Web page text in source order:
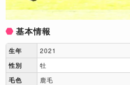
基本情報
生年 2021
性別 牡
毛色 鹿毛